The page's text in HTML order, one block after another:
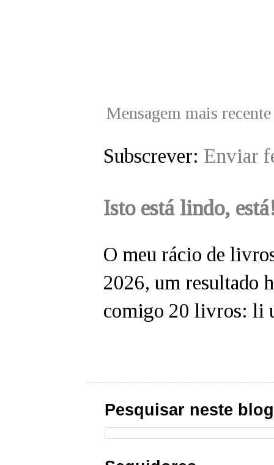
Mensagem mais recente
Subscrever: Enviar
Isto está lindo,
O meu rácio de
2026, um resultado
comigo 20 livros: li
Pesquisar neste